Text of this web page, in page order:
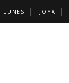
LUNES JOYA